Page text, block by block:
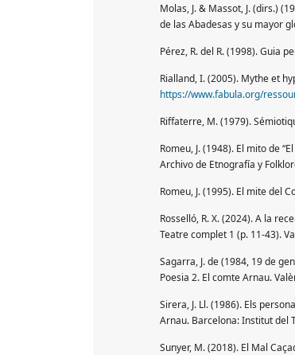
Molas, J. & Massot, J. (dirs.)
de las Abadesas y su mayor
Pérez, R. del R. (1998). Guia
Rialland, I. (2005). Mythe et
https://www.fabula.org/
Riffaterre, M. (1979).
Romeu, J. (1948). El mito de
Archivo de Etnografía y
Romeu, J. (1995). El mite del
Rosselló, R. X. (2024). A la
Teatre complet 1 (p. 11-43).
Sagarra, J. de (1984, 19 de
Poesia 2. El comte Arnau.
Sirera, J. Ll. (1986). Els
Arnau. Barcelona: Institut del
Sunyer, M. (2018). El Mal